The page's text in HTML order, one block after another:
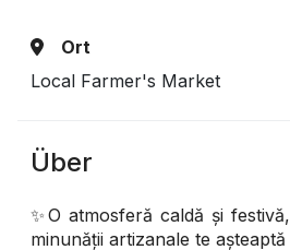
Ort
Local Farmer's Market
Über
✨O atmosferă caldă și
minunății artizanale te